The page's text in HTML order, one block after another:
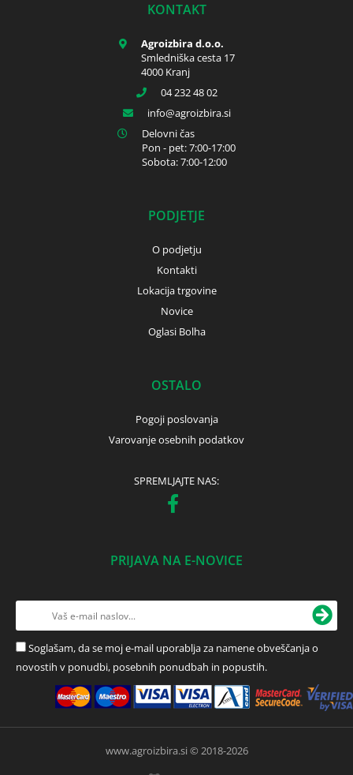
KONTAKT
Agroizbira d.o.o.
Smledniška cesta 17
4000 Kranj
04 232 48 02
info
agroizbira.si
Delovni čas
Pon - pet: 7:00-17:00
Sobota: 7:00-12:00
PODJETJE
O podjetju
Kontakti
Lokacija trgovine
Novice
Oglasi Bolha
OSTALO
Pogoji poslovanja
Varovanje osebnih podatkov
SPREMLJAJTE NAS:
PRIJAVA NA E-NOVICE
Soglašam, da se moj e-mail uporablja za namene obveščanja o
novostih v ponudbi, posebnih ponudbah in popustih.
www.agroizbira.si © 2018-2026